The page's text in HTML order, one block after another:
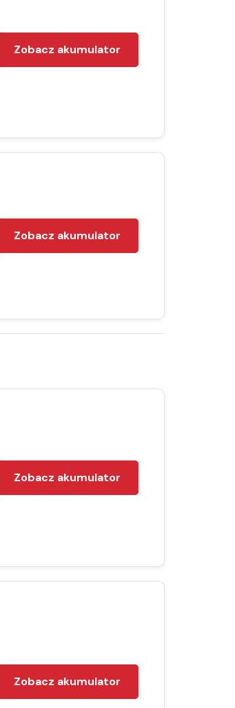
Zobacz akumulator
Zobacz akumulator
Zobacz akumulator
Zobacz akumulator